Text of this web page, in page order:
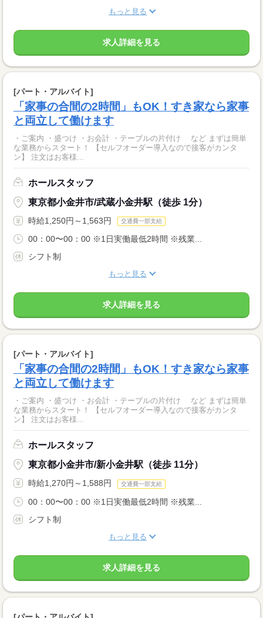
もっと見る
求人詳細を見る
[パート・アルバイト]
「家事の合間の2時間」もOK！すき家なら家事
と両立して働けます
・ご案内 ・盛つけ ・お会計 ・テーブルの片付け など まずは簡単
な業務からスタート！ 【セルフオーダー導入なので接客がカンタ
ン】 注文はお客様...
ホールスタッフ
東京都小金井市/武蔵小金井駅（徒歩 1分）
時給1,250円～1,563円 交通費一部支給
00：00〜00：00 ※1日実働最低2時間 ※残業...
シフト制
もっと見る
求人詳細を見る
[パート・アルバイト]
「家事の合間の2時間」もOK！すき家なら家事
と両立して働けます
・ご案内 ・盛つけ ・お会計 ・テーブルの片付け など まずは簡単
な業務からスタート！ 【セルフオーダー導入なので接客がカンタ
ン】 注文はお客様...
ホールスタッフ
東京都小金井市/新小金井駅（徒歩 11分）
時給1,270円～1,588円 交通費一部支給
00：00〜00：00 ※1日実働最低2時間 ※残業...
シフト制
もっと見る
求人詳細を見る